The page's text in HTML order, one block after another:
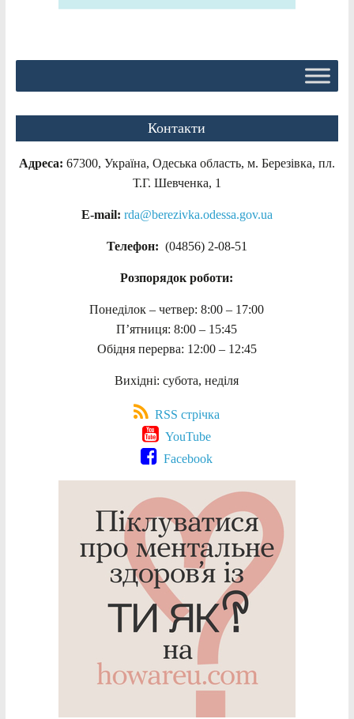
Контакти
Адреса: 67300, Україна, Одеська область, м. Березівка, пл.
Т.Г. Шевченка, 1
E-mail: rda@berezivka.odessa.gov.ua
Телефон: (04856) 2-08-51
Розпорядок роботи:
Понеділок – четвер: 8:00 – 17:00
П’ятниця: 8:00 – 15:45
Обідня перерва: 12:00 – 12:45
Вихідні: субота, неділя
RSS стрічка
YouTube
Facebook